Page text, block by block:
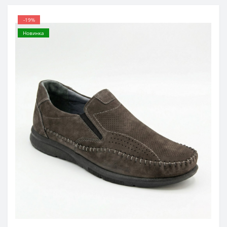
-19%
Новинка